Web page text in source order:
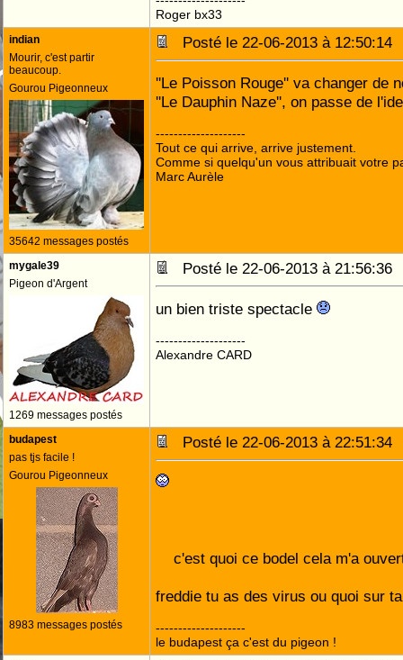
Roger bx33
indian
Mourir, c'est partir
beaucoup.
Gourou Pigeonneux
35642 messages postés
Posté le 22-06-2013 à
''Le Poisson Rouge'' va changer de
''Le Dauphin Naze'', on passe de
--------------------
Tout ce qui arrive, arrive justement.
Comme si quelqu'un vous attribuait votre
Marc Aurèle
mygale39
Pigeon d'Argent
1269 messages postés
Posté le 22-06-2013 à
un bien triste spectacle
--------------------
Alexandre CARD
budapest
pas tjs facile !
Gourou Pigeonneux
8983 messages postés
Posté le 22-06-2013 à
c'est quoi ce bodel cela m'a
freddie tu as des virus ou quoi sur
--------------------
le budapest ça c'est du pigeon !